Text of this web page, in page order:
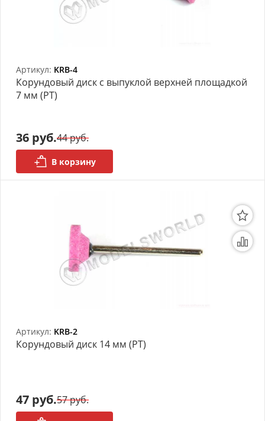
Артикул: KRB-4
Корундовый диск с выпуклой верхней площадкой
7 мм (РТ)
36 руб.44 руб.
В корзину
Артикул: KRB-2
Корундовый диск 14 мм (РТ)
47 руб.57 руб.